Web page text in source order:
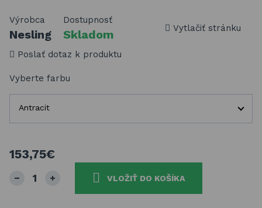
Výrobca
Nesling
Dostupnosť
Skladom Vytlačiť stránku
Poslať dotaz k produktu
Vyberte farbu
Antracit
153,75€
VLOŽIŤ DO KOŠÍKA